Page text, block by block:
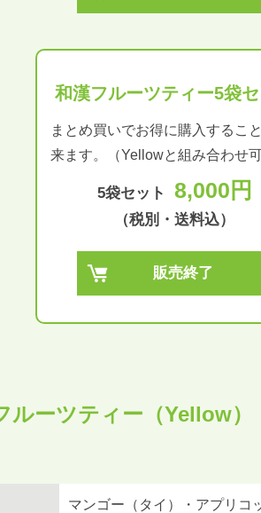
和漢フルーツティー5袋
まとめ買いでお得に購入するこ
来ます。（Yellowと組み合わせ
5袋セット 8,000円
（税別・送料込）
販売終了
ルーツティー（Yellow）
マンゴー（タイ）・アプリコ